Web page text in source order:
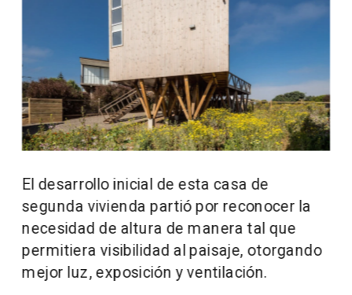
El desarrollo inicial de esta casa de
segunda vivienda partió por reconocer la
necesidad de altura de manera tal que
permitiera visibilidad al paisaje, otorgando
mejor luz, exposición y ventilación.